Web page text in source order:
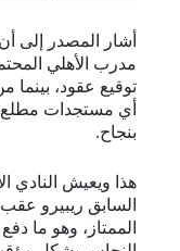
أشار المصدر إلى
مدرب الأهلي
توقيع عقود، بينما
أي مستجدات مطلع
بنجاح.
هذا ويعيش النادي
السابق ريبيرو
الممتاز، وهو ما دفع